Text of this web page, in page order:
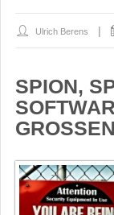
Ulrich Berens
SPION,